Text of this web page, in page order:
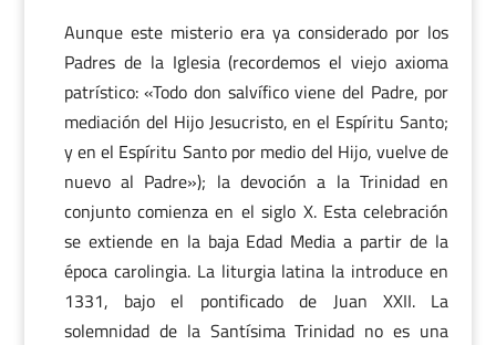
Aunque este misterio era ya considerado por los
Padres de la Iglesia (recordemos el viejo axioma
patrístico: «Todo don salvífico viene del Padre, por
mediación del Hijo Jesucristo, en el Espíritu Santo;
y en el Espíritu Santo por medio del Hijo, vuelve de
nuevo al Padre»); la devoción a la Trinidad en
conjunto comienza en el siglo X. Esta celebración
se extiende en la baja Edad Media a partir de la
época carolingia. La liturgia latina la introduce en
1331, bajo el pontificado de Juan XXII. La
solemnidad de la Santísima Trinidad no es una